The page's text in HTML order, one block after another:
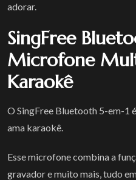
adorar.
SingFree
Microfone
Karaokê
O SingFree Bluetooth 5-em-1
ama karaokê.
Esse microfone combina a
gravador e muito mais, tudo